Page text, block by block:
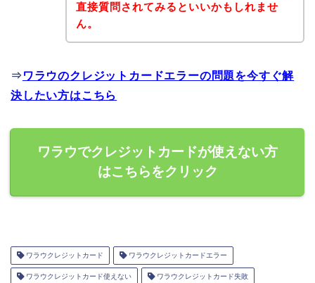
直接質問されてみるといいかもしれませ
ん。
⇒ ワラウのクレジットカードエラーの問題を今すぐ解
決したい方はこちら
ワラウでクレジットカードが使えない方
はこちらをクリック
ワラウクレジットカード ワラウクレジットカードエラー
ワラウクレジットカード使えない ワラウクレジットカード失敗